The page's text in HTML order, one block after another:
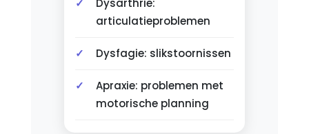
Dysarthrie:
articulatieproblemen
Dysfagie: slikstoornissen
Apraxie: problemen met
motorische planning